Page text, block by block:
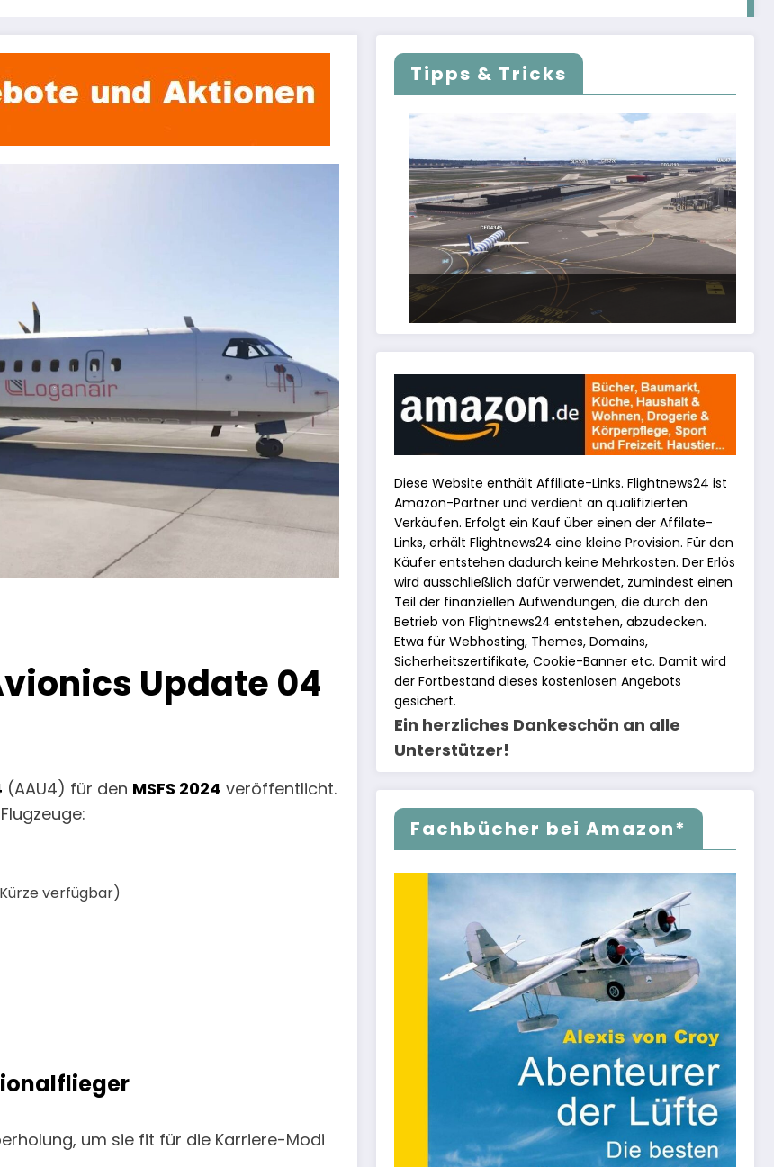
Update 04
(AAU4) für den MSFS 2024 veröffentlicht.
verfügbar)
um sie fit für die Karriere-Modi
Tipps & Tricks
FSLTL Traffic: Tipps und Tricks, damit es
klappt!
Diese Website enthält Affiliate-Links. Flightnews24 ist
Amazon-Partner und verdient an qualifizierten
Verkäufen. Erfolgt ein Kauf über einen der Affilate-
Links, erhält Flightnews24 eine kleine Provision. Für den
Käufer entstehen dadurch keine Mehrkosten. Der Erlös
wird ausschließlich dafür verwendet, zumindest einen
Teil der finanziellen Aufwendungen, die durch den
Betrieb von Flightnews24 entstehen, abzudecken.
Etwa für Webhosting, Themes, Domains,
Sicherheitszertifikate, Cookie-Banner etc. Damit wird
der Fortbestand dieses kostenlosen Angebots
gesichert.
Ein herzliches Dankeschön an alle
Unterstützer!
Fachbücher bei Amazon*